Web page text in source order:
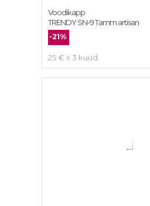
-21%
25 € x 3 kuud
Voodikapp
TRENDY SN-9 Tamm artisan